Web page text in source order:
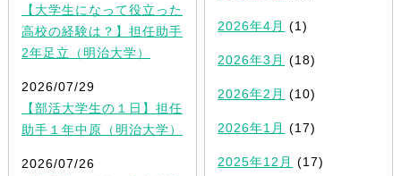
【大学生になって役立った
高校の経験は？】担任助手
2年足立（明治大学）
2026/07/29
【部活大学生の１日】担任
助手１年中原（明治大学）
2026/07/26
2026年4月 (1)
2026年3月 (18)
2026年2月 (10)
2026年1月 (17)
2025年12月 (17)